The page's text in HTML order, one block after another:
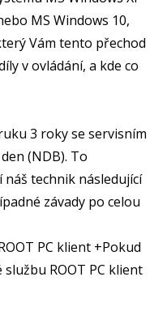
MS Windows 10,
Vám tento přechod
v ovládání, a kde co
3 roky se servisním
(NDB). To
náš technik následující
závady po celou
PC klient +Pokud
ROOT PC klient